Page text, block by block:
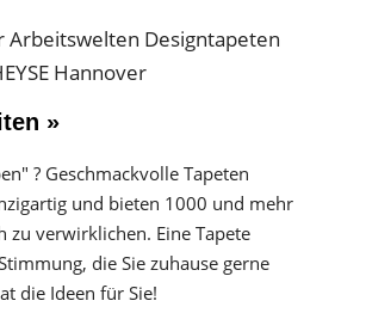
»
? Geschmackvolle Tapeten
und bieten 1000 und mehr
zu verwirklichen. Eine Tapete
die Sie zuhause gerne
die Ideen für Sie!